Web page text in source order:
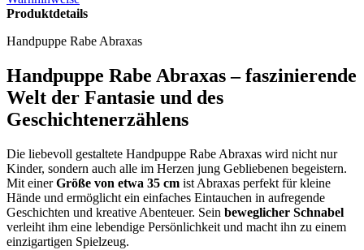
Produktdetails
Handpuppe Rabe Abraxas
Handpuppe Rabe Abraxas – faszinierende
Welt der Fantasie und des
Geschichtenerzählens
Die liebevoll gestaltete Handpuppe Rabe Abraxas wird nicht nur
Kinder, sondern auch alle im Herzen jung Gebliebenen begeistern.
Mit einerGröße von etwa 35 cm ist Abraxas perfekt für kleine
Hände und ermöglicht ein einfaches Eintauchen in aufregende
Geschichten und kreative Abenteuer. Sein beweglicher Schnabel
verleiht ihm eine lebendige Persönlichkeit und macht ihn zu einem
einzigartigen Spielzeug.